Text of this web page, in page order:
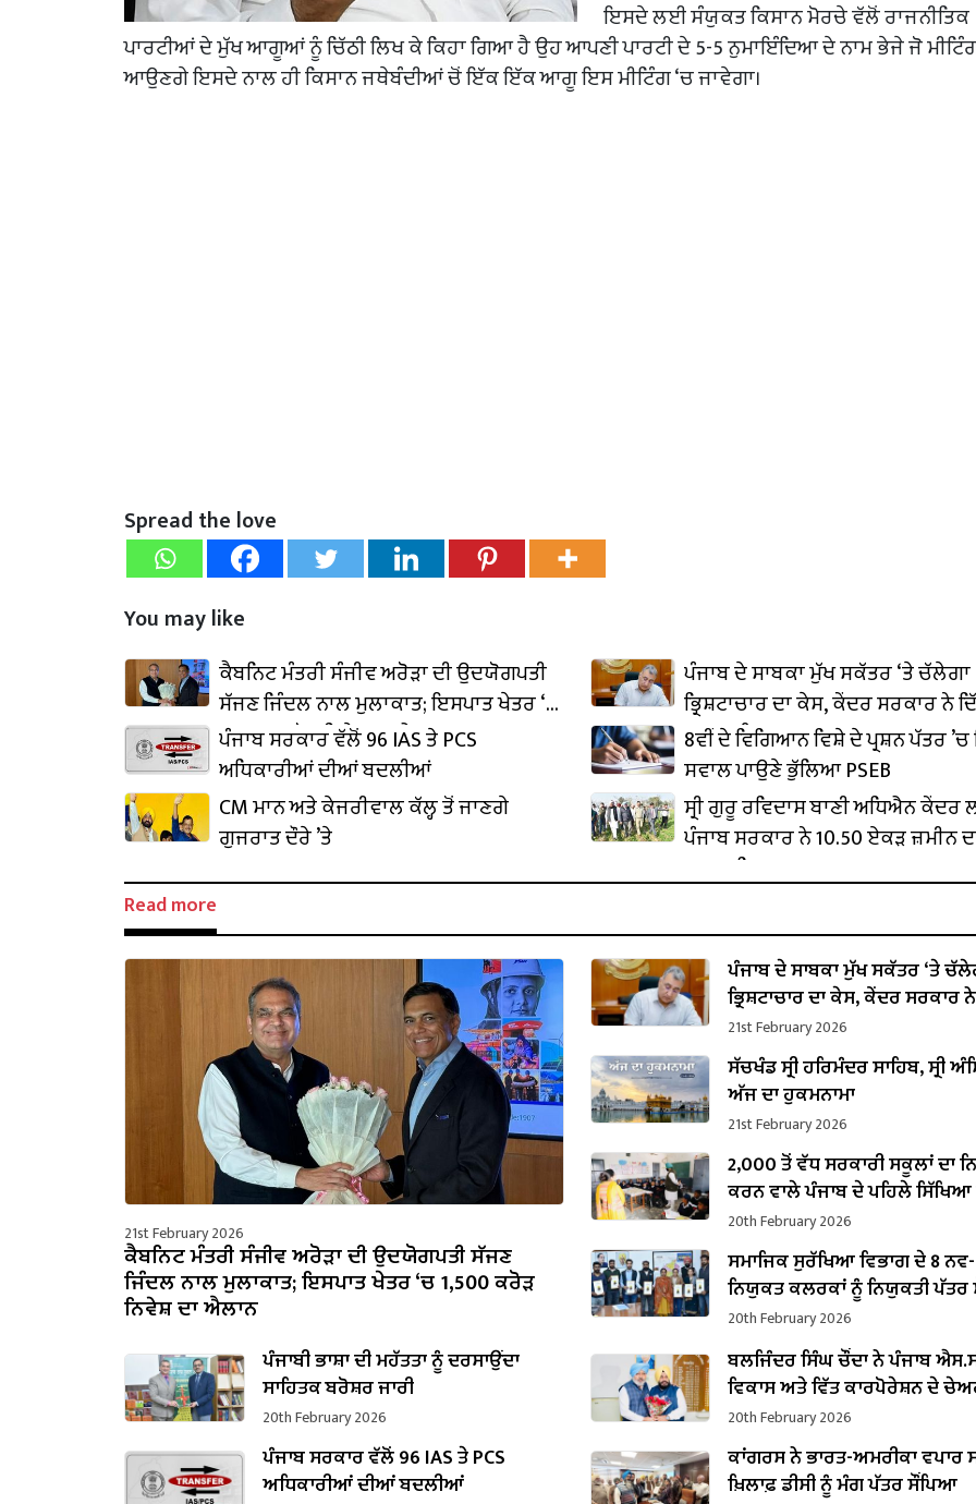
ਇਸਦੇ ਲਈ ਸੰਯੁਕਤ ਕਿਸਾਨ ਮੋਰਚੇ ਵੱਲੋਂ ਰਾਜਨੀਤਿਕ
ਪਾਰਟੀਆਂ ਦੇ ਮੁੱਖ ਆਗੂਆਂ ਨੂੰ ਚਿੱਠੀ ਲਿਖ ਕੇ ਕਿਹਾ ਗਿਆ ਹੈ ਉਹ ਆਪਣੀ ਪਾਰਟੀ ਦੇ 5-5 ਨੁਮਾਇੰਦਿਆ ਦੇ ਨਾਮ ਭੇਜੇ ਜੋ
ਆਉਣਗੇ ਇਸਦੇ ਨਾਲ ਹੀ ਕਿਸਾਨ ਜਥੇਬੰਦੀਆਂ ਚੋਂ ਇੱਕ ਇੱਕ ਆਗੂ ਇਸ ਮੀਟਿੰਗ ‘ਚ ਜਾਵੇਗਾ।
Spread the love
You may like
ਕੈਬਨਿਟ ਮੰਤਰੀ ਸੰਜੀਵ ਅਰੋੜਾ ਦੀ ਉਦਯੋਗਪਤੀ
ਸੱਜਣ ਜਿੰਦਲ ਨਾਲ ਮੁਲਾਕਾਤ; ਇਸਪਾਤ ਖੇਤਰ ‘ਚ
₹1,500 ਕਰੋੜ ਨਿਵੇਸ਼ ਦਾ ਐਲਾਨ
ਪੰਜਾਬ ਦੇ ਸਾਬਕਾ ਮੁੱਖ ਸਕੱਤਰ ‘ਤੇ ਚੱਲੇਗਾ
ਭ੍ਰਿਸ਼ਟਾਚਾਰ ਦਾ ਕੇਸ, ਕੇਂਦਰ ਸਰਕਾਰ ਨੇ
ਪ੍ਰਵਾਨਗੀ
ਪੰਜਾਬ ਸਰਕਾਰ ਵੱਲੋਂ 96 IAS ਤੇ PCS
ਅਧਿਕਾਰੀਆਂ ਦੀਆਂ ਬਦਲੀਆਂ
8ਵੀਂ ਦੇ ਵਿਗਿਆਨ ਵਿਸ਼ੇ ਦੇ ਪ੍ਰਸ਼ਨ ਪੱਤਰ ’ਚ
ਸਵਾਲ ਪਾਉਣੇ ਭੁੱਲਿਆ PSEB
CM ਮਾਨ ਅਤੇ ਕੇਜਰੀਵਾਲ ਕੱਲ੍ਹ ਤੋਂ ਜਾਣਗੇ
ਗੁਜਰਾਤ ਦੌਰੇ ’ਤੇ
ਸ੍ਰੀ ਗੁਰੂ ਰਵਿਦਾਸ ਬਾਣੀ ਅਧਿਐਨ
ਪੰਜਾਬ ਸਰਕਾਰ ਨੇ 10.50 ਏਕੜ ਜ਼ਮੀਨ
ਕਬਜ਼ਾ ਲਿਆ
Read more
21st February 2026
ਕੈਬਨਿਟ ਮੰਤਰੀ ਸੰਜੀਵ ਅਰੋੜਾ ਦੀ ਉਦਯੋਗਪਤੀ ਸੱਜਣ
ਜਿੰਦਲ ਨਾਲ ਮੁਲਾਕਾਤ; ਇਸਪਾਤ ਖੇਤਰ ‘ਚ ₹1,500 ਕਰੋੜ
ਨਿਵੇਸ਼ ਦਾ ਐਲਾਨ
ਪੰਜਾਬ ਦੇ ਸਾਬਕਾ ਮੁੱਖ ਸਕੱਤਰ ‘ਤੇ
ਭ੍ਰਿਸ਼ਟਾਚਾਰ ਦਾ ਕੇਸ, ਕੇਂਦਰ ਸਰਕਾਰ
ਪ੍ਰਵਾਨਗੀ
21st February 2026
ਸੱਚਖੰਡ ਸ੍ਰੀ ਹਰਿਮੰਦਰ ਸਾਹਿਬ, ਸ੍ਰੀ
ਅੱਜ ਦਾ ਹੁਕਮਨਾਮਾ
21st February 2026
2,000 ਤੋਂ ਵੱਧ ਸਰਕਾਰੀ ਸਕੂਲਾਂ ਦਾ
ਕਰਨ ਵਾਲੇ ਪੰਜਾਬ ਦੇ ਪਹਿਲੇ ਸਿੱਖਿਆ
ਬਣੇ ਹਰਜੋਤ ਸਿੰਘ ਬੈਂਸ
20th February 2026
ਸਮਾਜਿਕ ਸੁਰੱਖਿਆ ਵਿਭਾਗ ਦੇ 8 ਨਵ-
ਨਿਯੁਕਤ ਕਲਰਕਾਂ ਨੂੰ ਨਿਯੁਕਤੀ ਪੱਤਰ
20th February 2026
ਪੰਜਾਬੀ ਭਾਸ਼ਾ ਦੀ ਮਹੱਤਤਾ ਨੂੰ ਦਰਸਾਉਂਦਾ
ਸਾਹਿਤਕ ਬਰੋਸ਼ਰ ਜਾਰੀ
20th February 2026
ਬਲਜਿੰਦਰ ਸਿੰਘ ਚੌਂਦਾ ਨੇ ਪੰਜਾਬ
ਵਿਕਾਸ ਅਤੇ ਵਿੱਤ ਕਾਰਪੋਰੇਸ਼ਨ ਦੇ
ਵਜੋਂ ਸੰਭਾਲਿਆ ਕਾਰਜਭਾਰ
20th February 2026
ਪੰਜਾਬ ਸਰਕਾਰ ਵੱਲੋਂ 96 IAS ਤੇ PCS
ਅਧਿਕਾਰੀਆਂ ਦੀਆਂ ਬਦਲੀਆਂ
ਕਾਂਗਰਸ ਨੇ ਭਾਰਤ-ਅਮਰੀਕਾ ਵਪਾਰ
ਖ਼ਿਲਾਫ਼ ਡੀਸੀ ਨੂੰ ਮੰਗ ਪੱਤਰ ਸੌਂਪਿਆ